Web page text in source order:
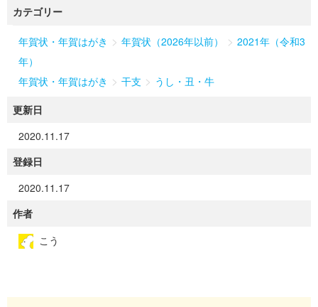
カテゴリー
年賀状・年賀はがき > 年賀状（2026年以前） > 2021年（令和3
年）
年賀状・年賀はがき > 干支 > うし・丑・牛
更新日
2020.11.17
登録日
2020.11.17
作者
こう